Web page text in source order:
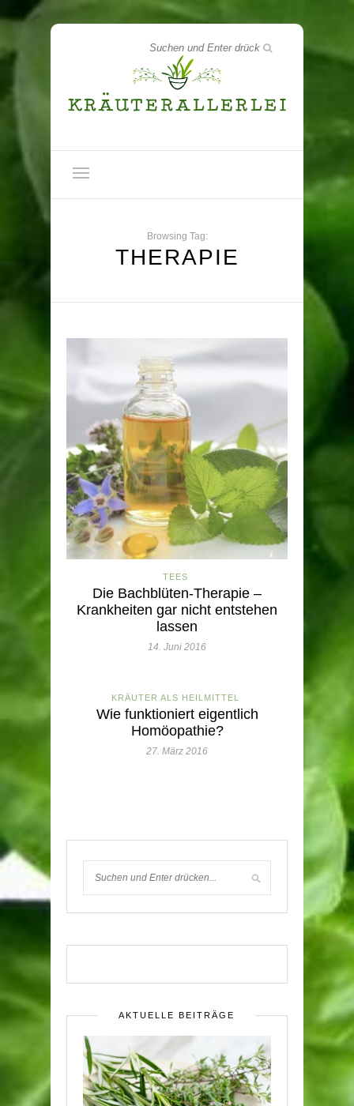
Browsing Tag:
THERAPIE
TEES
Die Bachblüten-Therapie –
Krankheiten gar nicht entstehen
lassen
14. Juni 2016
KRÄUTER ALS HEILMITTEL
Wie funktioniert eigentlich
Homöopathie?
27. März 2016
AKTUELLE BEITRÄGE